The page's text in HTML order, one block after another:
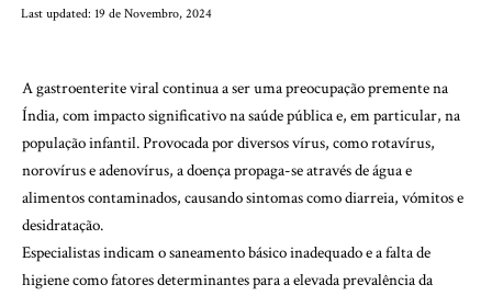
Last updated: 19 de Novembro, 2024
A gastroenterite viral continua a ser uma preocupação premente na
Índia, com impacto significativo na saúde pública e, em particular, na
população infantil. Provocada por diversos vírus, como rotavírus,
norovírus e adenovírus, a doença propaga-se através de água e
alimentos contaminados, causando sintomas como diarreia, vómitos e
desidratação.
Especialistas indicam o saneamento básico inadequado e a falta de
higiene como fatores determinantes para a elevada prevalência da